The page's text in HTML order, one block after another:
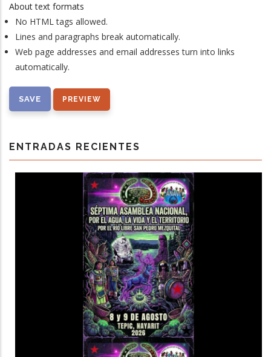
About text formats
No HTML tags allowed.
Lines and paragraphs break automatically.
Web page addresses and email addresses turn into links
automatically.
ENTRADAS RECIENTES